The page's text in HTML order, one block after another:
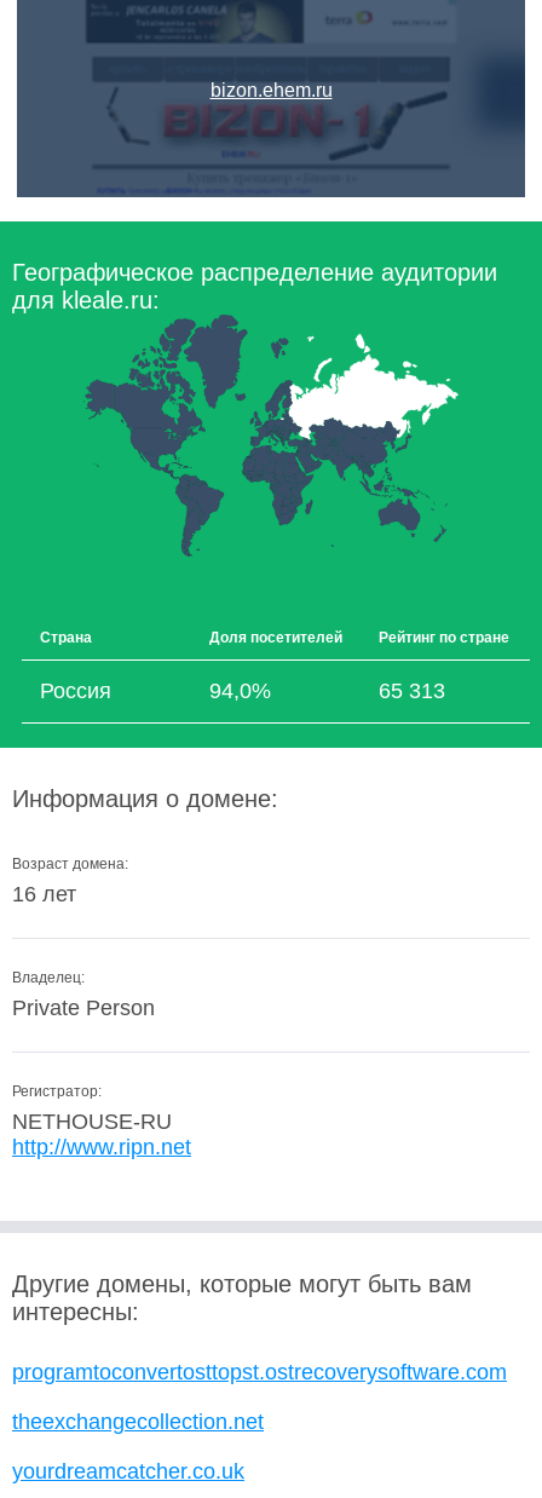
bizon.ehem.ru
Географическое распределение аудитории
для kleale.ru:
Страна Доля посетителей Рейтинг по стране
Россия 94,0% 65 313
Информация о домене:
Возраст домена:
16 лет
Владелец:
Private Person
Регистратор:
NETHOUSE-RU
http://www.ripn.net
Другие домены, которые могут быть вам
интересны:
programtoconvertosttopst.ostrecoverysoftware.com
theexchangecollection.net
yourdreamcatcher.co.uk